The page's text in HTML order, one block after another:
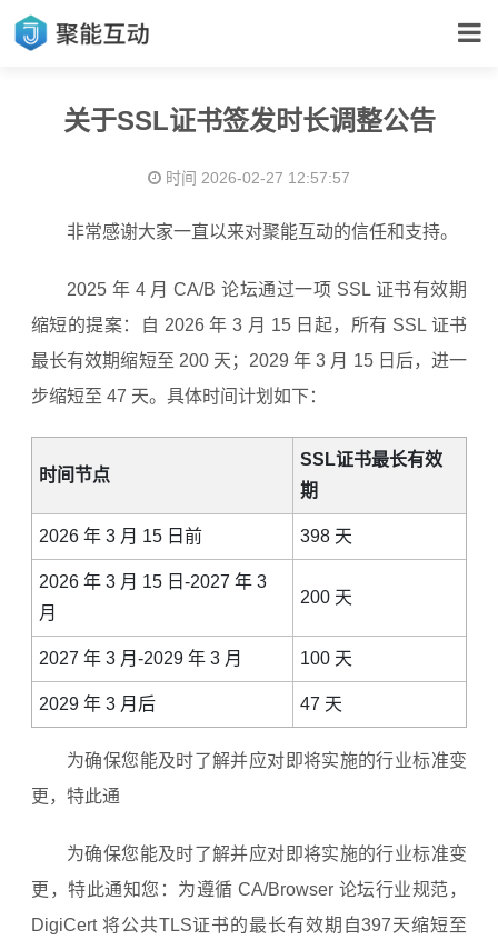
关于SSL证书签发时长调整公告
时间 2026-02-27 12:57:57
非常感谢大家一直以来对聚能互动的信任和支持。
2025 年 4 月 CA/B 论坛通过一项 SSL 证书有效期
缩短的提案：自 2026 年 3 月 15 日起，所有 SSL 证书
最长有效期缩短至 200 天；2029 年 3 月 15 日后，进一
步缩短至 47 天。具体时间计划如下：
时间节点
SSL证书最长有效
期
2026 年 3 月 15 日前 398 天
2026 年 3 月 15 日-2027 年 3
月
200 天
2027 年 3 月-2029 年 3 月 100 天
2029 年 3 月后 47 天
为确保您能及时了解并应对即将实施的行业标准变
更，特此通
为确保您能及时了解并应对即将实施的行业标准变
更，特此通知您：为遵循 CA/Browser 论坛行业规范，
DigiCert 将公共TLS证书的最长有效期自397天缩短至